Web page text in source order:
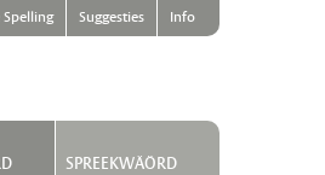
Spelling Suggesties Info
SPREEKWÄÖRD